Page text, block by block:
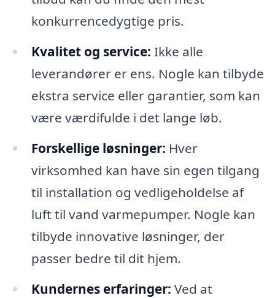
konkurrencedygtige pris.
Kvalitet og service: Ikke alle
leverandører er ens. Nogle kan tilbyde
ekstra service eller garantier, som kan
være værdifulde i det lange løb.
Forskellige løsninger: Hver
virksomhed kan have sin egen tilgang
til installation og vedligeholdelse af
luft til vand varmepumper. Nogle kan
tilbyde innovative løsninger, der
passer bedre til dit hjem.
Kundernes erfaringer: Ved at